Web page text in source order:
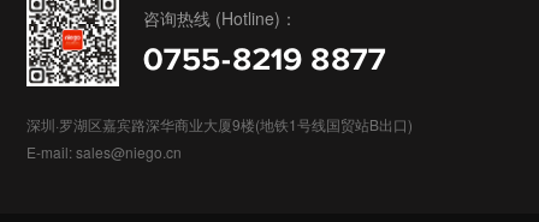
咨询热线 (Hotline)：
0755-8219 8877
深圳·罗湖区嘉宾路深华商业大厦9楼(地铁1号线国贸站B出口)
E-mail: sales@niego.cn